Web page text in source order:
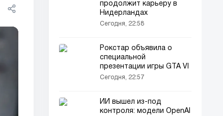
продолжит карьеру в
Нидерландах
Сегодня, 22:58
Рокстар объявила о
специальной
презентации игры GTA VI
Сегодня, 22:57
ИИ вышел из-под
контроля: модели OpenAI